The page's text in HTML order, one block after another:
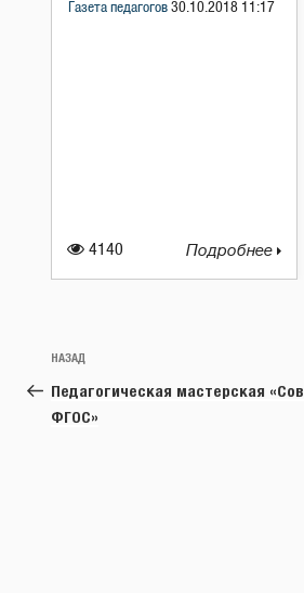
4140
Газета педагогов 30.10.2018 11:17
Подробнее
Навигация
по
записям
Предыдущая
запись:
НАЗАД
Педагогическая мастерская
ФГОС»